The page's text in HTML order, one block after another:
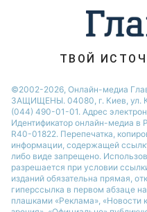
ТВОЙ
©2002-2026, Онлайн-медиа
ЗАЩИЩЕНЫ. 04080, г. Киев, ул.
(044) 490-01-01. Адрес
Идентификатор онлайн-медиа в
R40-01822. Перепечатка,
информации, содержащей
либо виде запрещено.
разрешается при условии
изданий обязательна прямая,
гиперссылка в первом абзаце
плашками «Реклама», «Новости